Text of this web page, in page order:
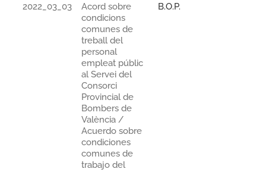
2022_03_03
Acord sobre
condicions
comunes de
treball del
personal
empleat públic
al Servei del
Consorci
Provincial de
Bombers de
València /
Acuerdo sobre
condiciones
comunes de
trabajo del
B.O.P.